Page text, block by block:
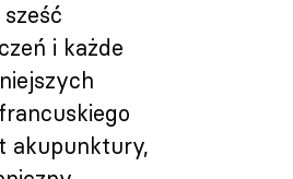
i każde
akupunktury,